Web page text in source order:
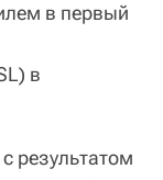
в первый
в
результатом